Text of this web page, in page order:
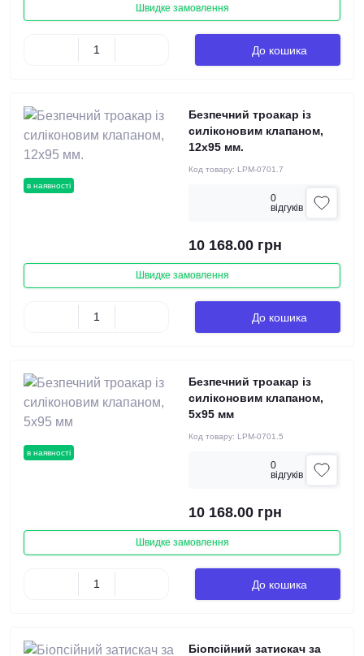
Швидке замовлення
До кошика
в наявності
Безпечний троакар із
силіконовим клапаном,
12х95 мм.
Код товару: LPM-0701.7
0
вiдгукiв
10 168.00 грн
Швидке замовлення
До кошика
в наявності
Безпечний троакар із
силіконовим клапаном,
5х95 мм
Код товару: LPM-0701.5
0
вiдгукiв
10 168.00 грн
Швидке замовлення
До кошика
Біопсійний затискач за